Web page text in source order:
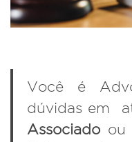
Você é
dúvidas em
Associado ou